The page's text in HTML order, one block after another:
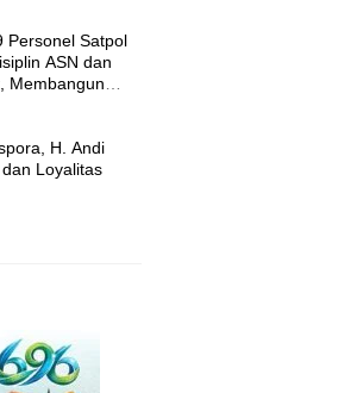
Personel Satpol
ASN dan
Membangun
dan Melayani
H. Andi
Loyalitas